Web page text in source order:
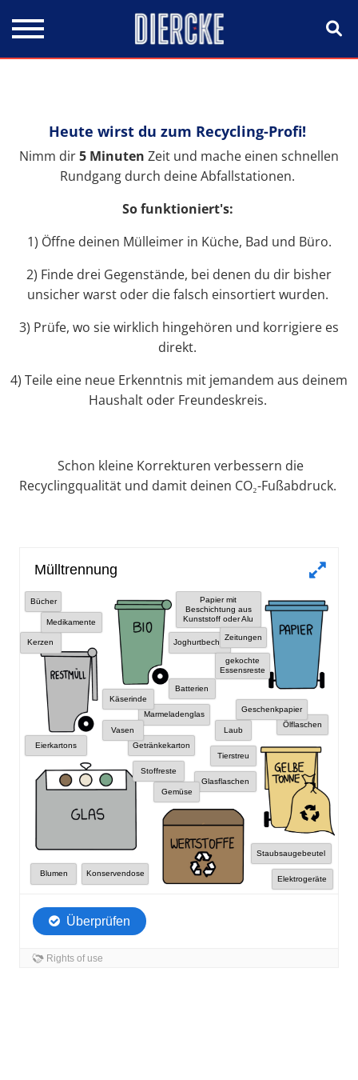
Heute wirst du zum Recycling-Profi!
Nimm dir5 Minuten Zeit und mache einen schnellen
Rundgang durch deine Abfallstationen.
So funktioniert's:
1) Öffne deinen Mülleimer in Küche, Bad und Büro.
2) Finde drei Gegenstände, bei denen du dir bisher
unsicher warst oder die falsch einsortiert wurden.
3) Prüfe, wo sie wirklich hingehören und korrigiere es
direkt.
4) Teile eine neue Erkenntnis mit jemandem aus deinem
Haushalt oder Freundeskreis.
Schon kleine Korrekturen verbessern die
Recyclingqualität und damit deinen CO₂-Fußabdruck.